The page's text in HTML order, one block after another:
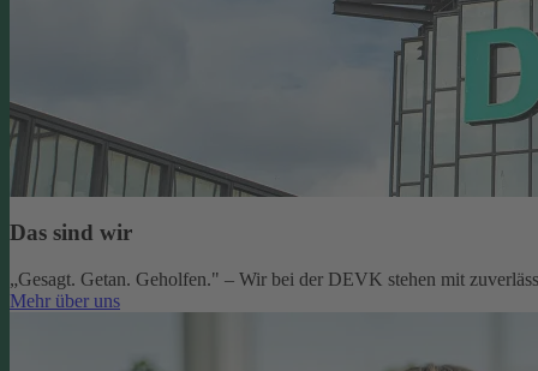
Das sind wir
„Gesagt. Getan. Geholfen." – Wir bei der DEVK stehen mit
Mehr über uns